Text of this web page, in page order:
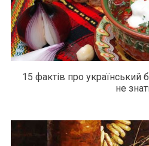
15 фактів про український
не